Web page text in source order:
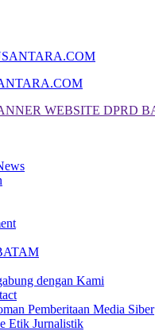
dengan Kami
Pemberitaan Media Siber
Etik Jurnalistik